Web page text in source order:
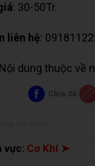
: 30-50Tr.
liên hệ:
dung thuộc về
Chia Sẻ
vực: Cơ Khí ➤